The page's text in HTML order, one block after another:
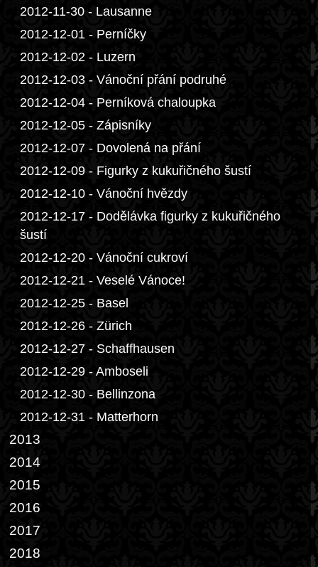
2012-11-30 - Lausanne
2012-12-01 - Perníčky
2012-12-02 - Luzern
2012-12-03 - Vánoční přání podruhé
2012-12-04 - Perníková chaloupka
2012-12-05 - Zápisníky
2012-12-07 - Dovolená na přání
2012-12-09 - Figurky z kukuřičného šustí
2012-12-10 - Vánoční hvězdy
2012-12-17 - Dodělávka figurky z kukuřičného
šustí
2012-12-20 - Vánoční cukroví
2012-12-21 - Veselé Vánoce!
2012-12-25 - Basel
2012-12-26 - Zürich
2012-12-27 - Schaffhausen
2012-12-29 - Amboseli
2012-12-30 - Bellinzona
2012-12-31 - Matterhorn
2013
2014
2015
2016
2017
2018